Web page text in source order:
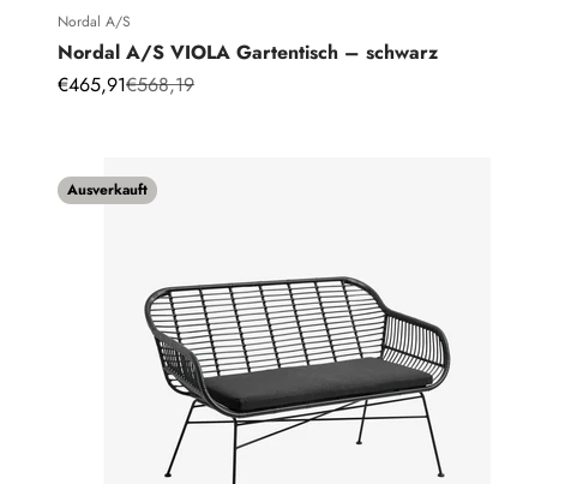
Nordal A/S
Nordal A/S VIOLA Gartentisch – schwarz
Angebot
€465,91Regulärer Preis
€568,19
Ausverkauft